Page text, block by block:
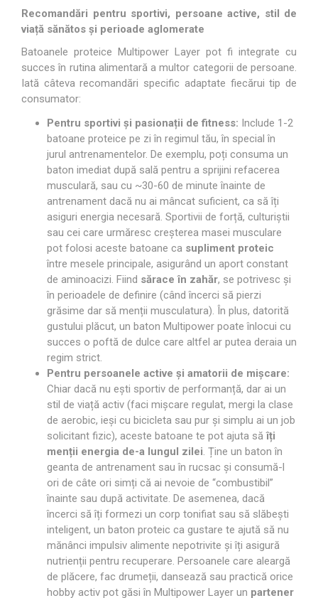
Recomandări pentru sportivi, persoane active, stil de
viață sănătos și perioade aglomerate
Batoanele proteice Multipower Layer pot fi integrate cu
succes în rutina alimentară a multor categorii de persoane.
Iată câteva recomandări specific adaptate fiecărui tip de
consumator:
Pentru sportivi și pasionații de fitness: Include 1-2
batoane proteice pe zi în regimul tău, în special în
jurul antrenamentelor. De exemplu, poți consuma un
baton imediat după sală pentru a sprijini refacerea
musculară, sau cu ~30-60 de minute înainte de
antrenament dacă nu ai mâncat suficient, ca să îți
asiguri energia necesară. Sportivii de forță, culturiștii
sau cei care urmăresc creșterea masei musculare
pot folosi aceste batoane ca supliment proteic
între mesele principale, asigurând un aport constant
de aminoacizi. Fiind sărace în zahăr, se potrivesc și
în perioadele de definire (când încerci să pierzi
grăsime dar să menții musculatura). În plus, datorită
gustului plăcut, un baton Multipower poate înlocui cu
succes o poftă de dulce care altfel ar putea deraia un
regim strict.
Pentru persoanele active și amatorii de mișcare:
Chiar dacă nu ești sportiv de performanță, dar ai un
stil de viață activ (faci mișcare regulat, mergi la clase
de aerobic, ieși cu bicicleta sau pur și simplu ai un job
solicitant fizic), aceste batoane te pot ajuta săîți
menții energia de-a lungul zilei. Ține un baton în
geanta de antrenament sau în rucsac și consumă-l
ori de câte ori simți că ai nevoie de “combustibil”
înainte sau după activitate. De asemenea, dacă
încerci să îți formezi un corp tonifiat sau să slăbești
inteligent, un baton proteic ca gustare te ajută să nu
mănânci impulsiv alimente nepotrivite și îți asigură
nutrienții pentru recuperare. Persoanele care aleargă
de plăcere, fac drumeții, dansează sau practică orice
hobby activ pot găsi în Multipower Layer un partener